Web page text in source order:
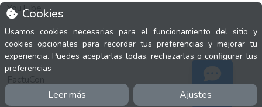
Cookies
Usamos cookies necesarias para el funcionamiento del sitio y
cookies opcionales para recordar tus preferencias y mejorar tu
experiencia. Puedes aceptarlas todas, rechazarlas o configurar tus
preferencias
Leer más Ajustes
YouTube
MÁS
Normativa de facturación
Soporte